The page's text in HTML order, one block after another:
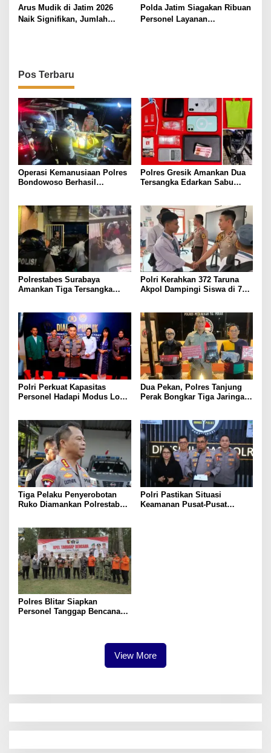
Semeru 2026
Arus Mudik di Jatim 2026
Naik Signifikan, Jumlah
Polda Jatim Siagakan Ribuan
Personel Layanan
Pos Terbaru
Operasi Kemanusiaan Polres
Bondowoso Berhasil
Polres Gresik Amankan Dua
Tersangka Edarkan Sabu
Polrestabes Surabaya
Amankan Tiga Tersangka
Polri Kerahkan 372 Taruna
Akpol Dampingi Siswa di 73
Polri Perkuat Kapasitas
Personel Hadapi Modus Love
Dua Pekan, Polres Tanjung
Perak Bongkar Tiga Jaringan
Tiga Pelaku Penyerobotan
Ruko Diamankan Polrestabes
Polri Pastikan Situasi
Keamanan Pusat-Pusat
Polres Blitar Siapkan
Personel Tanggap Bencana
View More